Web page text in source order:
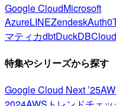
Google CloudMicrosoft
AzureLINEZendeskAuth0
マティカdbtDuckDB
特集やシリーズから探す
Google Cloud Next ’25